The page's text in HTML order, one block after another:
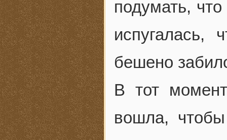
подумать,
испугалась,
бешено
В тот
вошла,